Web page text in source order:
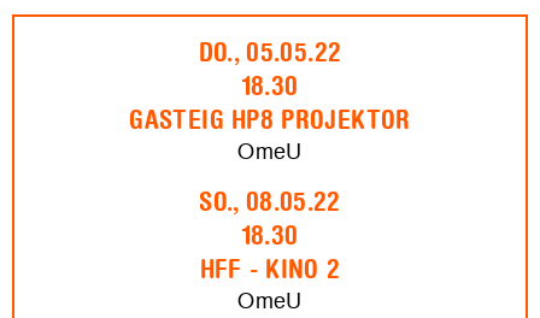
DO., 05.05.22
18.30
GASTEIG HP8 PROJEKTOR
OmeU
SO., 08.05.22
18.30
HFF - KINO 2
OmeU